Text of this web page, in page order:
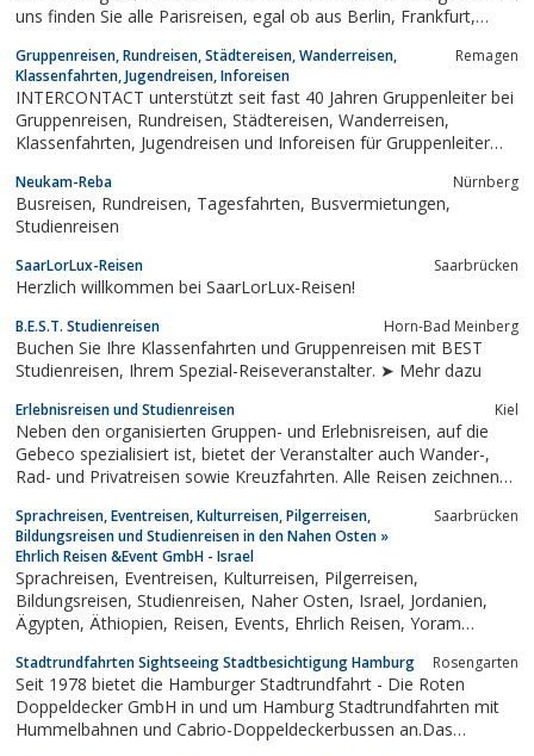
uns finden Sie alle Parisreisen, egal ob aus Berlin, Frankfurt,
anderen Städten. Alle Reisen nach Frankreich Paris po
russki.Führungen auf...
Gruppenreisen, Rundreisen, Städtereisen, Wanderreisen,
Klassenfahrten, Jugendreisen, Inforeisen
Remagen
INTERCONTACT unterstützt seit fast 40 Jahren Gruppenleiter bei
Gruppenreisen, Rundreisen, Städtereisen, Wanderreisen,
Klassenfahrten, Jugendreisen und Inforeisen für Gruppenleiter
Südsee. z.B. Berlin, Hamburg, Rom, London, Barcelona, Paris,
Provence
Neukam-Reba Nürnberg
Busreisen, Rundreisen, Tagesfahrten, Busvermietungen,
Studienreisen
SaarLorLux-Reisen Saarbrücken
Herzlich willkommen bei SaarLorLux-Reisen!
B.E.S.T. Studienreisen Horn-Bad Meinberg
Buchen Sie Ihre Klassenfahrten und Gruppenreisen mit BEST
Studienreisen, Ihrem Spezial-Reiseveranstalter. ➤ Mehr dazu
Erlebnisreisen und Studienreisen Kiel
Neben den organisierten Gruppen- und Erlebnisreisen, auf die
Gebeco spezialisiert ist, bietet der Veranstalter auch Wander-,
Rad- und Privatreisen sowie Kreuzfahrten. Alle Reisen zeichnen
erfahrene Reiseleitung aus.
Sprachreisen, Eventreisen, Kulturreisen, Pilgerreisen,
Bildungsreisen und Studienreisen in den Nahen Osten »
Ehrlich Reisen &Event GmbH - Israel
Saarbrücken
Sprachreisen, Eventreisen, Kulturreisen, Pilgerreisen,
Bildungsreisen, Studienreisen, Naher Osten, Israel, Jordanien,
Ägypten, Äthiopien, Reisen, Events, Ehrlich Reisen, Yoram
Stadtrundfahrten Sightseeing Stadtbesichtigung Hamburg Rosengarten
Seit 1978 bietet die Hamburger Stadtrundfahrt - Die Roten
Doppeldecker GmbH in und um Hamburg Stadtrundfahrten mit
Hummelbahnen und Cabrio-Doppeldeckerbussen an.Das